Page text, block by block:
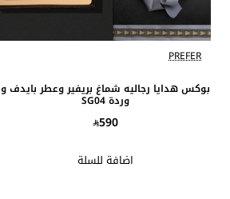
PREFER
بوكس هدايا رجاليه شماغ بريفير وعطر بايدف و
وردة SG04
590
اضافة للسلة